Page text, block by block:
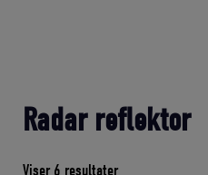
Radar reflektor
Viser 6 resultaterSorteret